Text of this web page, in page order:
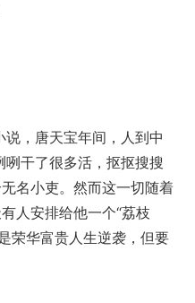
，唐天宝年间，人到中
干了很多活，抠抠搜搜
名小吏。然而这一切随着
人安排给他一个“荔枝
荣华富贵人生逆袭，但要